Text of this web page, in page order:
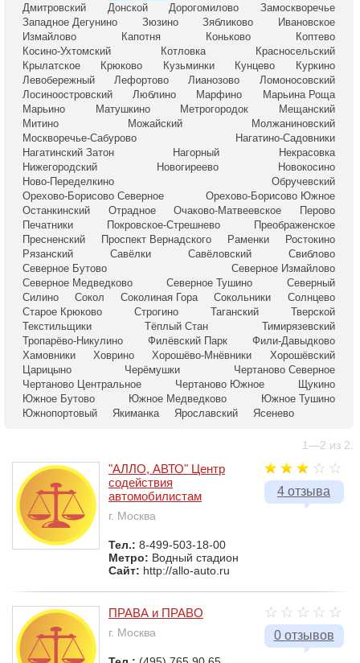
Дмитровский
Донской Дорогомилово
Замоскворечье
Западное Дегунино
Зюзино Зябликово
Ивановское
Измайлово
Капотня Коньково
Коптево
Косино-Ухтомский
Котловка
Красносельский
Крылатское
Крюково Кузьминки Кунцево
Куркино
Левобережный
Лефортово Лианозово
Ломоносовский
Лосиноостровский
Люблино Марфино
Марьина Роща
Марьино
Матушкино Метрогородок
Мещанский
Митино
Можайский
Молжаниновский
Москворечье-Сабурово
Нагатино-Садовники
Нагатинский Затон
Нагорный
Некрасовка
Нижегородский
Новогиреево
Новокосино
Ново-Переделкино
Обручевский
Орехово-Борисово Северное
Орехово-Борисово Южное
Останкинский
Отрадное Очаково-Матвеевское
Перово
Печатники
Покровское-Стрешнево
Преображенское
Пресненский
Проспект Вернадского Раменки
Ростокино
Рязанский
Савёлки Савёловский
Свиблово
Северное Бутово
Северное Измайлово
Северное Медведково
Северное Тушино
Северный
Силино
Сокол Соколиная Гора Сокольники
Солнцево
Старое Крюково
Строгино Таганский
Тверской
Текстильщики
Тёплый Стан
Тимирязевский
Тропарёво-Никулино
Филёвский Парк
Фили-Давыдково
Хамовники
Ховрино Хорошёво-Мнёвники
Хорошёвский
Царицыно
Черёмушки
Чертаново Северное
Чертаново Центральное
Чертаново Южное
Щукино
Южное Бутово
Южное Медведково
Южное Тушино
Южнопортовый
Якиманка Ярославский Ясенево
1—2 из 2.
4 отзыва
"АЛЛО, АВТО" Центр
содействия
автомобилистам
г. Москва
Тел.: 8-499-503-18-00
Метро: Водный стадион
Сайт: http://allo-auto.ru
0 отзывов
ПРАВА и ПРАВО
г. Москва